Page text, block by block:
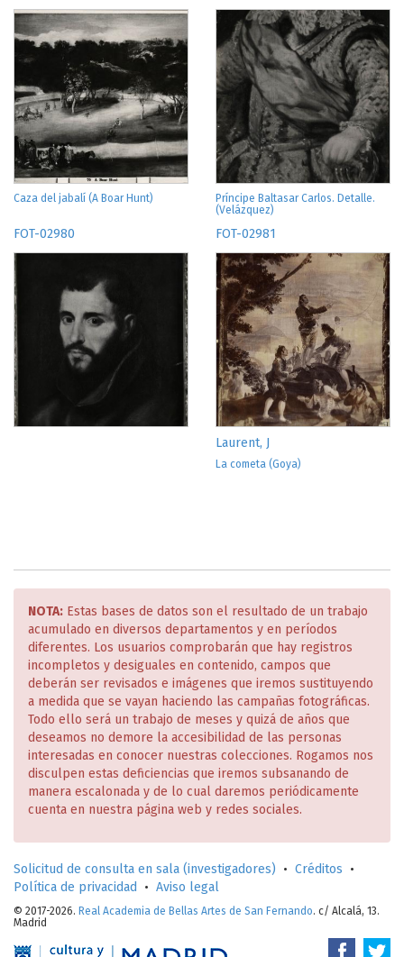
Caza del jabalí (A Boar Hunt)
Príncipe Baltasar Carlos. Detalle.
(Velázquez)
FOT-02980 FOT-02981
Laurent, J
La cometa (Goya)
NOTA: Estas bases de datos son el resultado de un trabajo
acumulado en diversos departamentos y en períodos
diferentes. Los usuarios comprobarán que hay registros
incompletos y desiguales en contenido, campos que
deberán ser revisados e imágenes que iremos sustituyendo
a medida que se vayan haciendo las campañas fotográficas.
Todo ello será un trabajo de meses y quizá de años que
deseamos no demore la accesibilidad de las personas
interesadas en conocer nuestras colecciones. Rogamos nos
disculpen estas deficiencias que iremos subsanando de
manera escalonada y de lo cual daremos periódicamente
cuenta en nuestra página web y redes sociales.
Solicitud de consulta en sala (investigadores) • Créditos •
Política de privacidad
• Aviso legal
© 2017-2026. Real Academia de Bellas Artes de San Fernando. c/ Alcalá, 13.
Madrid